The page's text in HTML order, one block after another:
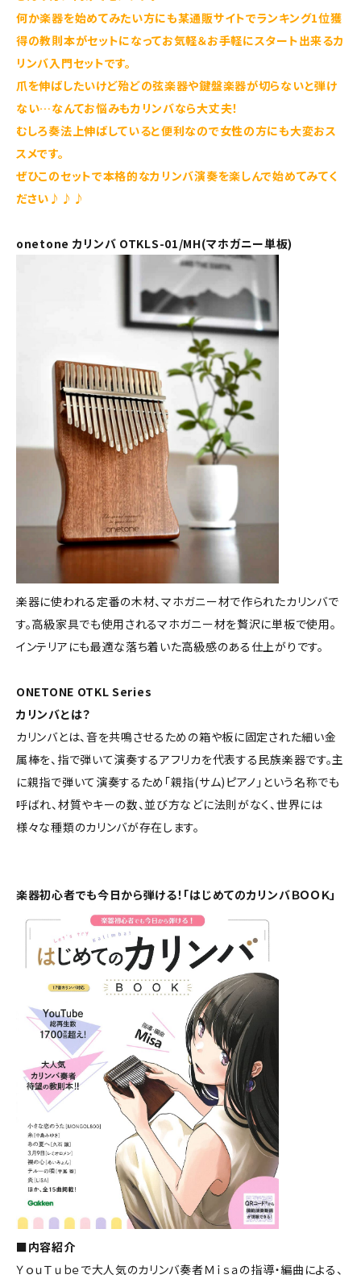
何か楽器を始めてみたい方にも某通販サイトでランキング1位獲
得の教則本がセットになってお気軽＆お手軽にスタート出来るカ
リンバ入門セットです。
爪を伸ばしたいけど殆どの弦楽器や鍵盤楽器が切らないと弾け
ない…なんてお悩みもカリンバなら大丈夫！
むしろ奏法上伸ばしていると便利なので女性の方にも大変おス
スメです。
ぜひこのセットで本格的なカリンバ演奏を楽しんで始めてみてく
ださい♪♪♪
onetone カリンバ OTKLS-01/MH(マホガニー単板)
楽器に使われる定番の木材、マホガニー材で作られたカリンバで
す。高級家具でも使用されるマホガニー材を贅沢に単板で使用。
インテリアにも最適な落ち着いた高級感のある仕上がりです。
ONETONE OTKL Series
カリンバとは？
カリンバとは、音を共鳴させるための箱や板に固定された細い金
属棒を、指で弾いて演奏するアフリカを代表する民族楽器です。主
に親指で弾いて演奏するため「親指(サム)ピアノ」という名称でも
呼ばれ、材質やキーの数、並び方などに法則がなく、世界には
様々な種類のカリンバが存在します。
楽器初心者でも今日から弾ける！「はじめてのカリンバＢＯＯＫ」
■内容紹介
ＹｏｕＴｕｂｅで大人気のカリンバ奏者Ｍｉｓａの指導・編曲による、